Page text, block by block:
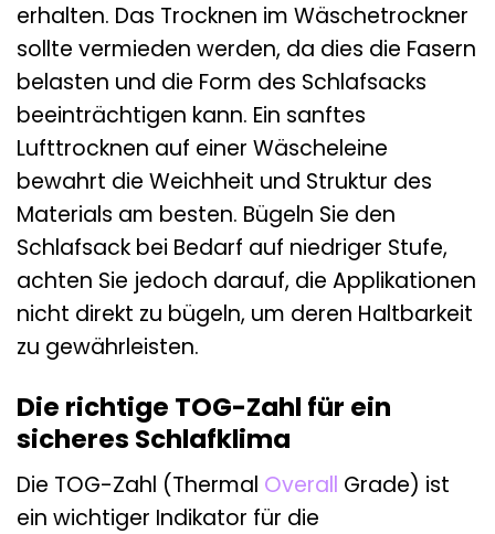
erhalten. Das Trocknen im Wäschetrockner
sollte vermieden werden, da dies die Fasern
belasten und die Form des Schlafsacks
beeinträchtigen kann. Ein sanftes
Lufttrocknen auf einer Wäscheleine
bewahrt die Weichheit und Struktur des
Materials am besten. Bügeln Sie den
Schlafsack bei Bedarf auf niedriger Stufe,
achten Sie jedoch darauf, die Applikationen
nicht direkt zu bügeln, um deren Haltbarkeit
zu gewährleisten.
Die richtige TOG-Zahl für ein
sicheres Schlafklima
Die TOG-Zahl (Thermal Overall Grade) ist
ein wichtiger Indikator für die